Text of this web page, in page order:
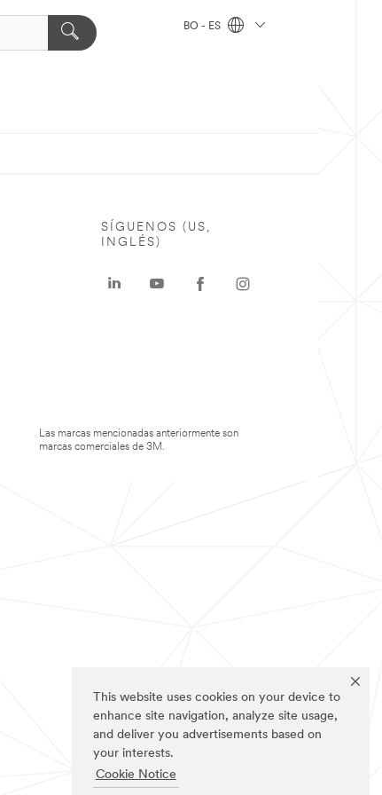
This website uses cookies on your device to
enhance site navigation, analyze site usage,
and deliver you advertisements based on
your interests.
Cookie Notice
BO - ES
SÍGUENOS (US,
INGLÉS)
Las marcas mencionadas anteriormente son
marcas comerciales de 3M.